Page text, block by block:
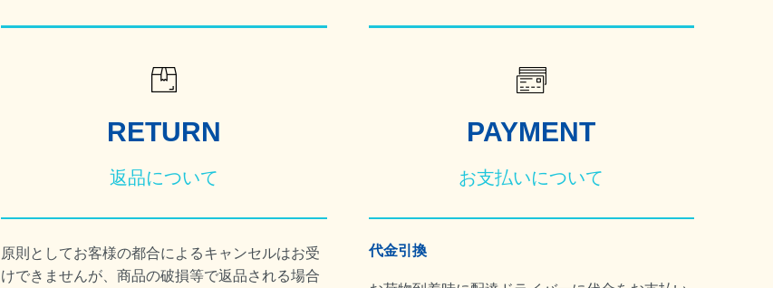
RETURN
返品について
原則としてお客様の都合によるキャンセルはお受
けできませんが、商品の破損等で返品される場合
PAYMENT
お支払いについて
代金引換